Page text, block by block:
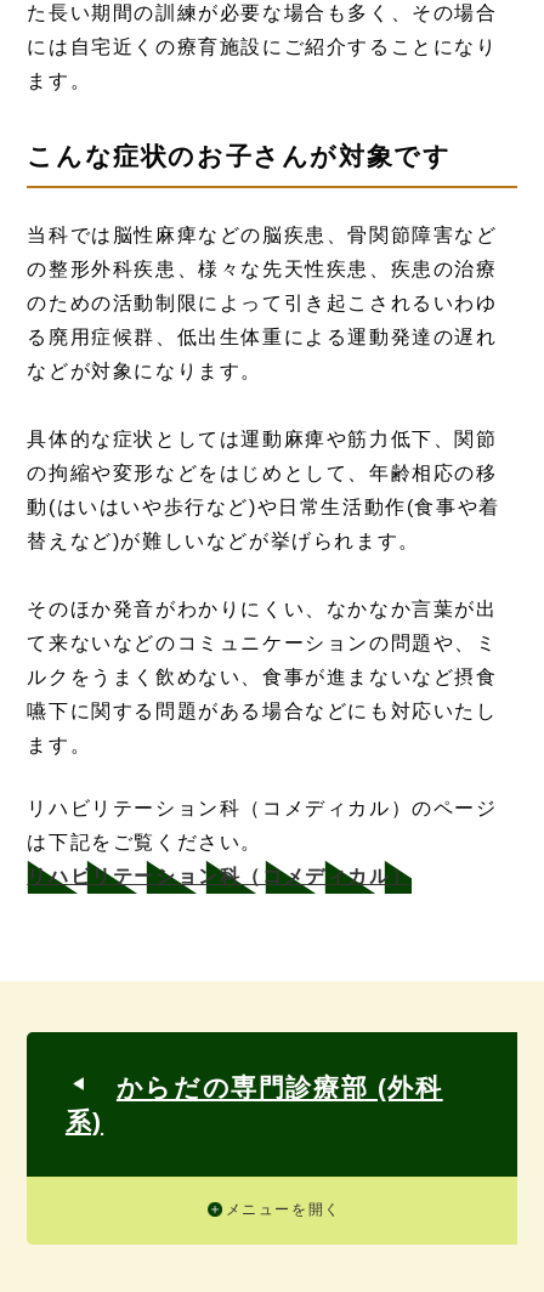
た長い期間の訓練が必要な場合も多く、その場合
には自宅近くの療育施設にご紹介することになり
ます。
こんな症状のお子さんが対象です
当科では脳性麻痺などの脳疾患、骨関節障害など
の整形外科疾患、様々な先天性疾患、疾患の治療
のための活動制限によって引き起こされるいわゆ
る廃用症候群、低出生体重による運動発達の遅れ
などが対象になります。
具体的な症状としては運動麻痺や筋力低下、関節
の拘縮や変形などをはじめとして、年齢相応の移
動(はいはいや歩行など)や日常生活動作(食事や着
替えなど)が難しいなどが挙げられます。
そのほか発音がわかりにくい、なかなか言葉が出
て来ないなどのコミュニケーションの問題や、ミ
ルクをうまく飲めない、食事が進まないなど摂食
嚥下に関する問題がある場合などにも対応いたし
ます。
リハビリテーション科（コメディカル）のページ
は下記をご覧ください。
リハビリテーション科（コメディカル）
からだの専門診療部 (外科
系)
メニューを開く